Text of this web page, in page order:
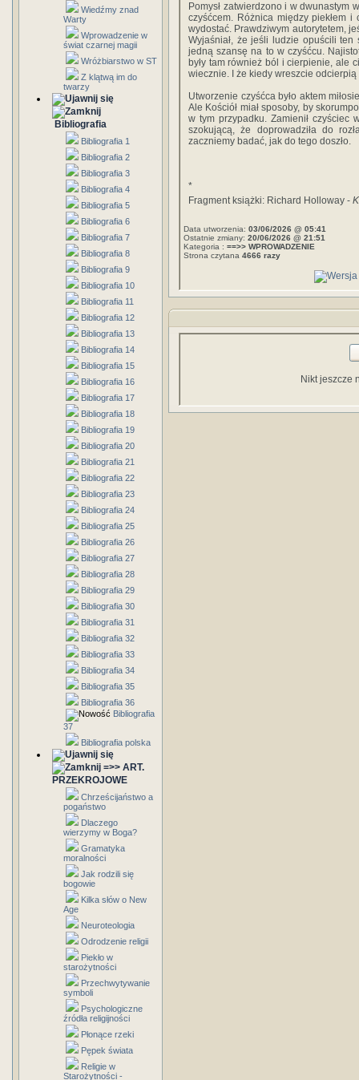
Wiedźmy znad
Warty
Wprowadzenie w
świat czarnej magii
Wróżbiarstwo w ST
Z klątwą im do
twarzy
Bibliografia
Bibliografia 1
Bibliografia 2
Bibliografia 3
Bibliografia 4
Bibliografia 5
Bibliografia 6
Bibliografia 7
Bibliografia 8
Bibliografia 9
Bibliografia 10
Bibliografia 11
Bibliografia 12
Bibliografia 13
Bibliografia 14
Bibliografia 15
Bibliografia 16
Bibliografia 17
Bibliografia 18
Bibliografia 19
Bibliografia 20
Bibliografia 21
Bibliografia 22
Bibliografia 23
Bibliografia 24
Bibliografia 25
Bibliografia 26
Bibliografia 27
Bibliografia 28
Bibliografia 29
Bibliografia 30
Bibliografia 31
Bibliografia 32
Bibliografia 33
Bibliografia 34
Bibliografia 35
Bibliografia 36
Bibliografia
37
Bibliografia polska
=>> ART.
PRZEKROJOWE
Chrześcijaństwo a
pogaństwo
Dlaczego
wierzymy w Boga?
Gramatyka
moralności
Jak rodzili się
bogowie
Kilka słów o New
Age
Neuroteologia
Odrodzenie religii
Piekło w
starożytności
Przechwytywanie
symboli
Psychologiczne
źródła religijności
Płonące rzeki
Pępek świata
Religie w
Starożytności -
Pomysł zatwierdzono i w
czyśćcem. Różnica między piekłem i
wydostać. Prawdziwym autorytetem,
Wyjaśniał, że jeśli ludzie opuścili
jedną szansę na to w czyśćcu.
były tam również ból i cierpienie, ale
wiecznie. I że kiedy wreszcie
Utworzenie czyśćca było aktem
Ale Kościół miał sposoby, by
w tym przypadku. Zamienił czyściec
szokującą, że doprowadziła do
zaczniemy badać, jak do tego doszło.
*
Fragment książki: Richard Holloway -
Data utworzenia: 03/06/2026 @ 05:41
Ostatnie zmiany: 20/06/2026 @ 21:51
Kategoria : ==>> WPROWADZENIE
Strona czytana 4666 razy
Nikt jeszcze